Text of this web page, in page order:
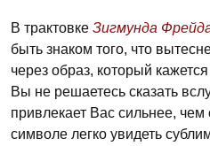
В трактовке Зигмунда
быть знаком того, что
через образ, который
Вы не решаетесь сказать
привлекает Вас сильнее,
символе легко увидеть